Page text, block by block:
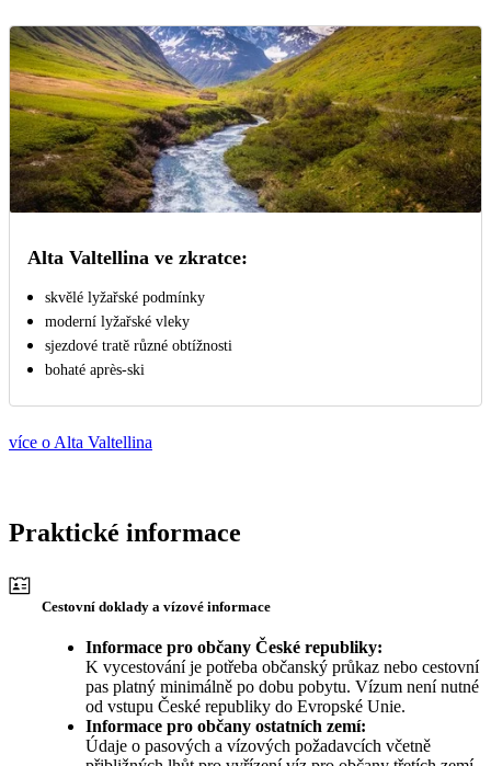
Alta Valtellina ve zkratce:
skvělé lyžařské podmínky
moderní lyžařské vleky
sjezdové tratě různé obtížnosti
bohaté aprѐs-ski
více o Alta Valtellina
Praktické informace
Cestovní doklady a vízové informace
Informace pro občany České republiky:
K vycestování je potřeba občanský průkaz nebo cestovní
pas platný minimálně po dobu pobytu. Vízum není nutné
od vstupu České republiky do Evropské Unie.
Informace pro občany ostatních zemí:
Údaje o pasových a vízových požadavcích včetně